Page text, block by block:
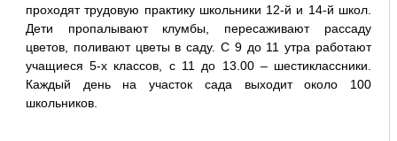
проходят трудовую практику школьники 12-й и 14-й школ.
Дети пропалывают клумбы, пересаживают рассаду
цветов, поливают цветы в саду. С 9 до 11 утра работают
учащиеся 5-х классов, с 11 до 13.00 – шестиклассники.
Каждый день на участок сада выходит около 100
школьников.